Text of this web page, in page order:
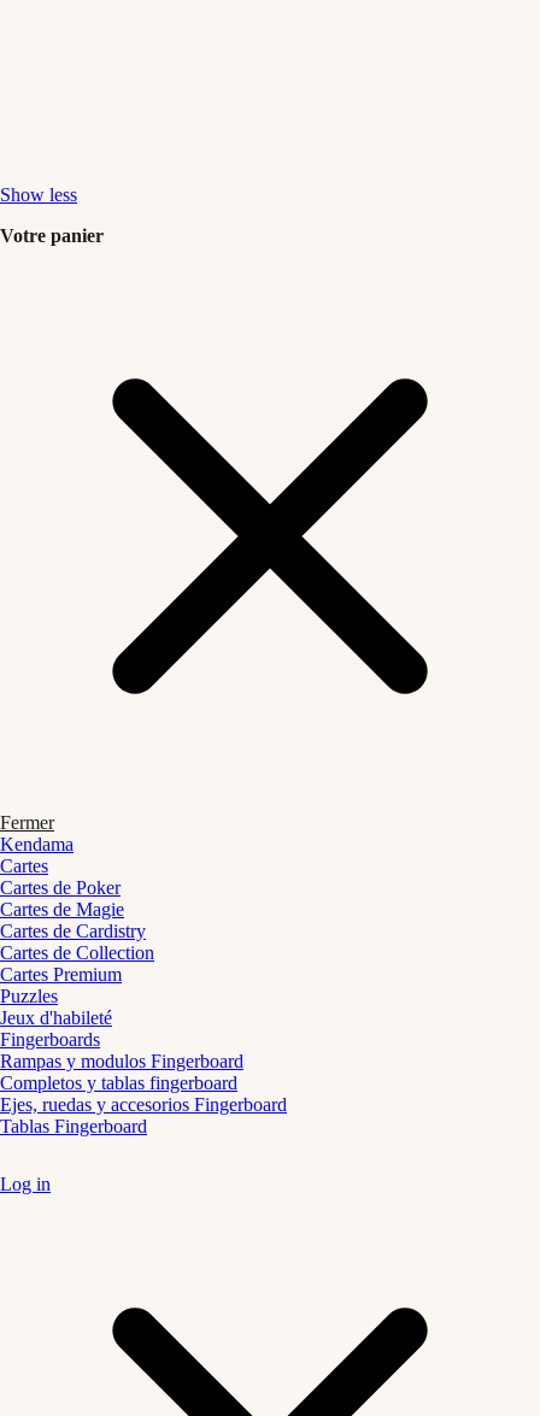
Show less
Votre panier
Fermer
Kendama
Cartes
Cartes de Poker
Cartes de Magie
Cartes de Cardistry
Cartes de Collection
Cartes Premium
Puzzles
Jeux d'habileté
Fingerboards
Rampas y modulos Fingerboard
Completos y tablas fingerboard
Ejes, ruedas y accesorios Fingerboard
Tablas Fingerboard
Log in